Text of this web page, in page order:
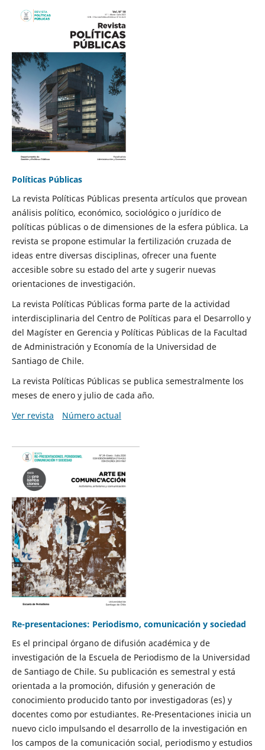
Políticas Públicas
La revista Políticas Públicas presenta artículos que provean
análisis político, económico, sociológico o jurídico de
políticas públicas o de dimensiones de la esfera pública. La
revista se propone estimular la fertilización cruzada de
ideas entre diversas disciplinas, ofrecer una fuente
accesible sobre su estado del arte y sugerir nuevas
orientaciones de investigación.
La revista Políticas Públicas forma parte de la actividad
interdisciplinaria del Centro de Políticas para el Desarrollo y
del Magíster en Gerencia y Políticas Públicas de la Facultad
de Administración y Economía de la Universidad de
Santiago de Chile.
La revista Políticas Públicas se publica semestralmente los
meses de enero y julio de cada año.
Ver revista
Número actual
Re-presentaciones: Periodismo, comunicación y sociedad
Es el principal órgano de difusión académica y de
investigación de la Escuela de Periodismo de la Universidad
de Santiago de Chile. Su publicación es semestral y está
orientada a la promoción, difusión y generación de
conocimiento producido tanto por investigadoras (es) y
docentes como por estudiantes. Re-Presentaciones inicia un
nuevo ciclo impulsando el desarrollo de la investigación en
los campos de la comunicación social, periodismo y estudios